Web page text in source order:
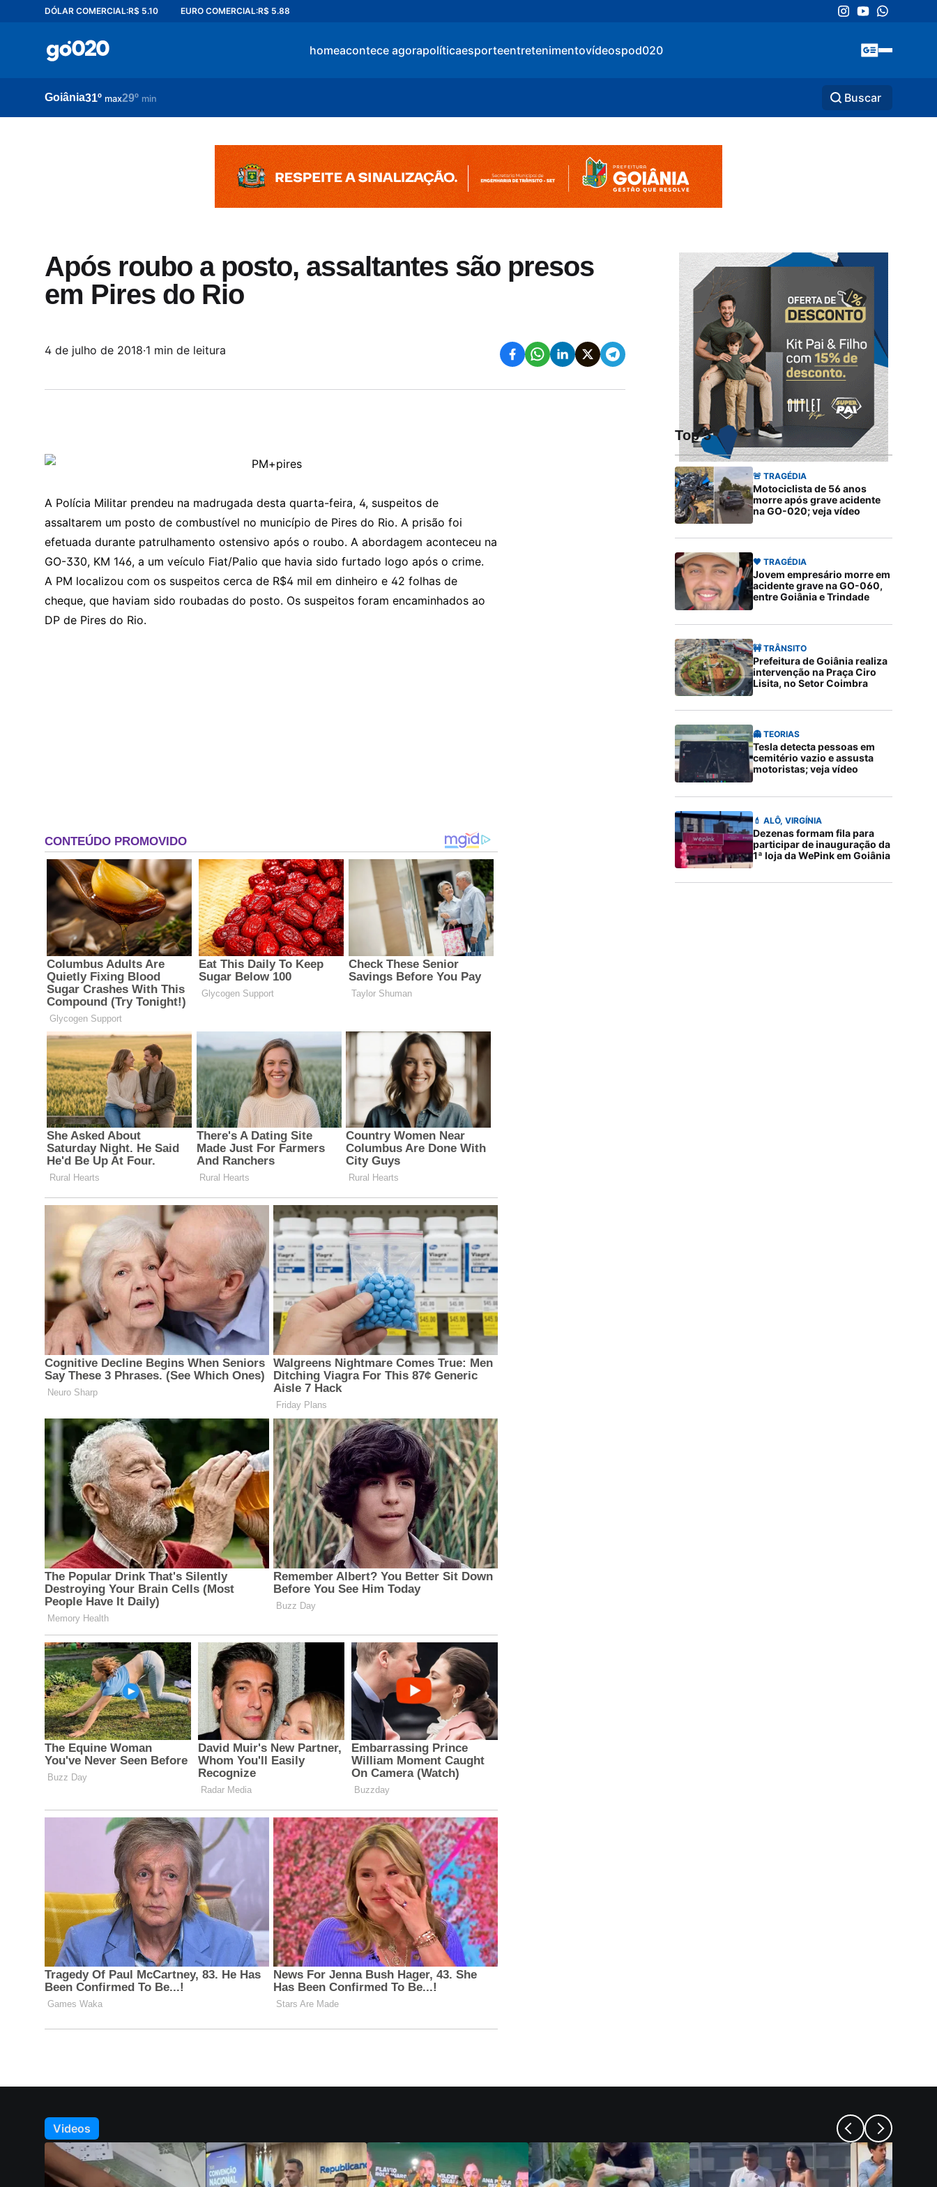
DÓLAR COMERCIAL:R$ 5.10 EURO COMERCIAL:R$ 5.88
homeacontece agorapolíticaesporteentretenimentovídeospod020
Goiânia31º max29º min Buscar
Após roubo a posto, assaltantes são presos
em Pires do Rio
4 de julho de 2018·1 min de leitura
A Polícia Militar prendeu na madrugada desta quarta-feira, 4, suspeitos de
assaltarem um posto de combustível no município de Pires do Rio. A prisão foi
efetuada durante patrulhamento ostensivo após o roubo. A abordagem aconteceu na
GO-330, KM 146, a um veículo Fiat/Palio que havia sido furtado logo após o crime.
A PM localizou com os suspeitos cerca de R$4 mil em dinheiro e 42 folhas de
cheque, que haviam sido roubadas do posto. Os suspeitos foram encaminhados ao
DP de Pires do Rio.
Top 5
🚨 TRAGÉDIA
Motociclista de 56 anos
morre após grave acidente
na GO-020; veja vídeo
🖤 TRAGÉDIA
Jovem empresário morre em
acidente grave na GO-060,
entre Goiânia e Trindade
🚧 TRÂNSITO
Prefeitura de Goiânia realiza
intervenção na Praça Ciro
Lisita, no Setor Coimbra
👻 TEORIAS
Tesla detecta pessoas em
cemitério vazio e assusta
motoristas; veja vídeo
💄 ALÔ, VIRGÍNIA
Dezenas formam fila para
participar de inauguração da
1ª loja da WePink em Goiânia
Videos
acontece agora
esporte